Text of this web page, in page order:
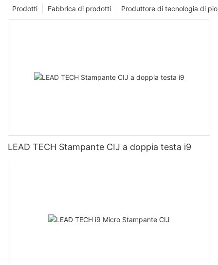
Produttore di tecnologia di
Fabbrica di prodotti
Prodotti
LEAD TECH Stampante CIJ a doppia testa i9